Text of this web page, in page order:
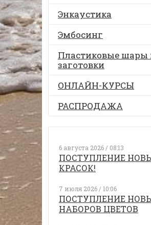
Энкаустика
Эмбосинг
Пластиковые шары
заготовки
ОНЛАЙН-КУРСЫ
РАСПРОДАЖА
6 августа 2026 / 08:13
ПОСТУПЛЕНИЕ
КРАСОК!
7 июля 2026 / 10:06
ПОСТУПЛЕНИЕ
НАБОРОВ ЦВЕТОВ